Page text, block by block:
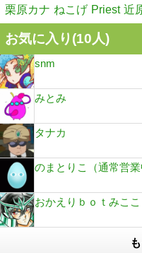
栗原カナ ねこげ Priest 近
お気に入り(10人)
snm
みとみ
タナカ
のまとりこ（通常営業
おかえりｂｏｔみここ